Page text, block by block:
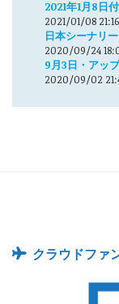
2021年1月8日
2021/01/08 21:16
日本シーナリ
2020/09/24
9月3日・アッ
2020/09/02
クラウドファ